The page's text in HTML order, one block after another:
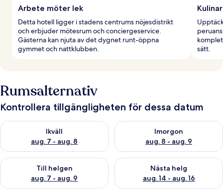
Arbete möter lek
Detta hotell ligger i stadens centrums nöjesdistrikt
och erbjuder mötesrum och conciergeservice.
Gästerna kan njuta av det dygnet runt-öppna
gymmet och nattklubben.
sätt.
Rumsalternativ
Kontrollera tillgängligheten för dessa datum
Ikväll
aug. 7 - aug. 8
Kontrollera tillgängligheten för ikväll aug. 7 - aug. 8
Imorgon
aug. 8 - aug. 9
Kontrollera tillgängligheten
Till helgen
aug. 7 - aug. 9
Kontrollera tillgängligheten för den här helgen aug. 7 - aug. 9
Nästa helg
aug. 14 - aug. 16
Kontrollera tillgängligheten